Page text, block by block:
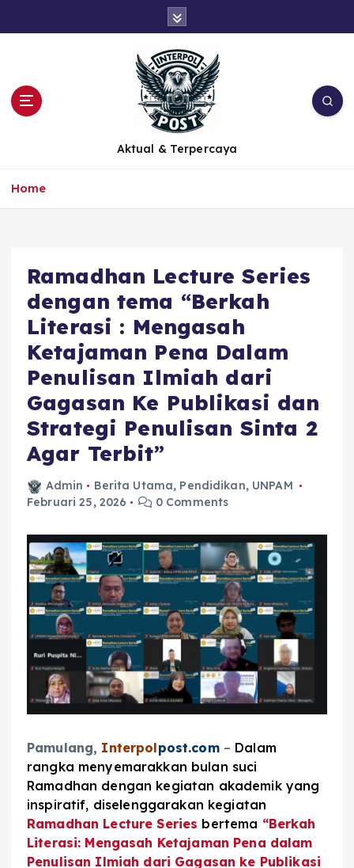
Aktual & Terpercaya
Home
Ramadhan Lecture Series
dengan tema “Berkah
Literasi : Mengasah
Ketajaman Pena Dalam
Penulisan Ilmiah dari
Gagasan Ke Publikasi dan
Strategi Penulisan Sinta 2
Agar Terbit”
Admin Berita Utama, Pendidikan, UNPAM
Februari 25, 2026
0 Comments
Pamulang, Interpolpost.com– Dalam
rangka menyemarakkan bulan suci
Ramadhan dengan kegiatan akademik yang
inspiratif, diselenggarakan kegiatan
Ramadhan Lecture Series bertema “Berkah
Literasi: Mengasah Ketajaman Pena dalam
Penulisan Ilmiah dari Gagasan ke Publikasi